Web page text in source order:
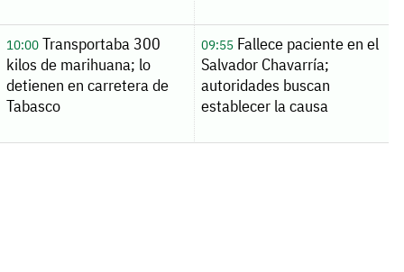
10:00Transportaba 300
kilos de marihuana; lo
detienen en carretera de
Tabasco
09:55Fallece paciente en el
Salvador Chavarría;
autoridades buscan
establecer la causa